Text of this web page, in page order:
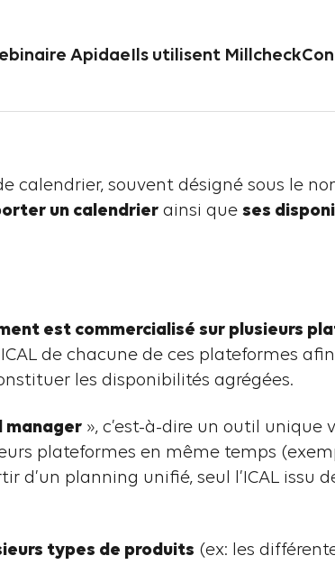
Apidae Ils utilisent Millcheck
où trouver le lien
calendrier, souvent désigné sous le
un calendrierainsi que ses
est commercialisé sur plusieurs
de chacune de ces plateformes
les disponibilités agrégées.
manager», c’est-à-dire un outil unique
plateformes en même temps
d’un planning unifié, seul l’ICAL issu
types de produits (ex: les